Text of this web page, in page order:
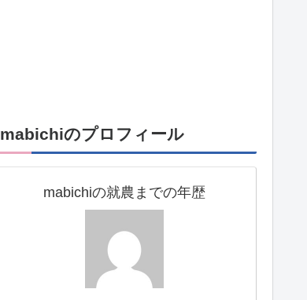
mabichiのプロフィール
mabichiの就農までの年歴